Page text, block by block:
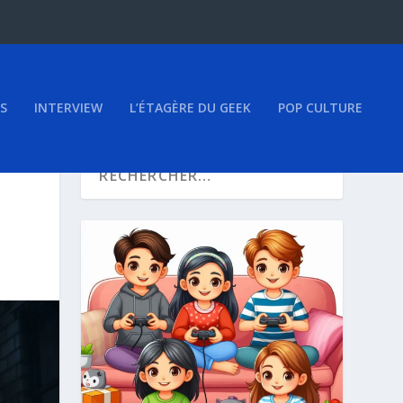
INTERVIEW L’ÉTAGÈRE DU GEEK POP CULTURE